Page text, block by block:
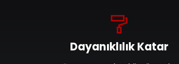
Dayanıklılık Katar